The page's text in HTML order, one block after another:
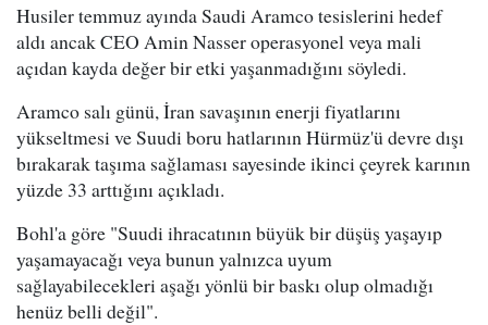
Husiler temmuz ayında Saudi Aramco tesislerini hedef
aldı ancak CEO Amin Nasser operasyonel veya mali
açıdan kayda değer bir etki yaşanmadığını söyledi.
Aramco salı günü, İran savaşının enerji fiyatlarını
yükseltmesi ve Suudi boru hatlarının Hürmüz'ü devre dışı
bırakarak taşıma sağlaması sayesinde ikinci çeyrek karının
yüzde 33 arttığını açıkladı.
Bohl'a göre "Suudi ihracatının büyük bir düşüş yaşayıp
yaşamayacağı veya bunun yalnızca uyum
sağlayabilecekleri aşağı yönlü bir baskı olup olmadığı
henüz belli değil".